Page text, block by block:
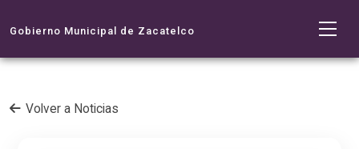
Gobierno Municipal de Zacatelco
Volver a Noticias